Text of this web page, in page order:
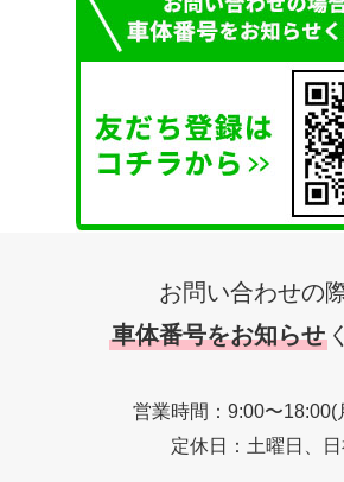
お問い合わせの
車体番号をお知らせ
営業時間：9:00〜18:00(
定休日：土曜日、